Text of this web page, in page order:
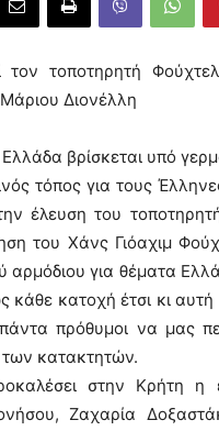
τον τοποτηρητή
Διονέλλη
βρίσκεται υπό
τόπος για τους
έλευση του
του Χάνς Γιόαχιμ
αρμόδιου για θέματα
κατοχή έτσι κι αυτή
πρόθυμοι να μας
των κατακτητών.
στην Κρήτη η
Ζαχαρία